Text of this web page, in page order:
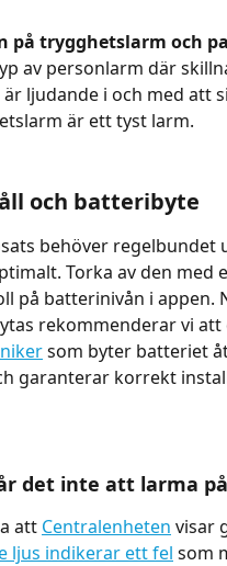
på trygghetslarm och
av personlarm där
ljudande i och med att
är ett tyst larm.
och batteribyte
behöver regelbundet
Torka av den med
på batterinivån i appen.
rekommenderar vi att
som byter batteriet
garanterar korrekt
det inte att larma
att Centralenheten visar
ljus indikerar ett fel som